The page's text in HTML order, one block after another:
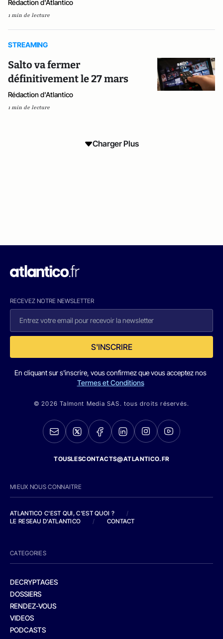
Rédaction d'Atlantico
1 min de lecture
STREAMING
Salto va fermer
définitivement le 27 mars
Rédaction d'Atlantico
1 min de lecture
Charger Plus
RECEVEZ NOTRE NEWSLETTER
S'INSCRIRE
En cliquant sur s'inscrire, vous confirmez que vous acceptez nos
Termes et Conditions
© 2026 Talmont Media SAS. tous droits réservés.
TOUSLESCONTACTS@ATLANTICO.FR
MIEUX NOUS CONNAITRE
ATLANTICO C'EST QUI, C'EST QUOI ?
/
LE RESEAU D'ATLANTICO
/ CONTACT
CATEGORIES
DECRYPTAGES
DOSSIERS
RENDEZ-VOUS
VIDEOS
PODCASTS